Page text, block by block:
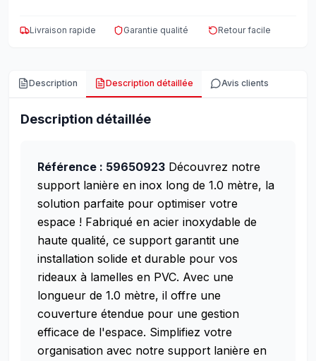
Livraison rapide Garantie qualité Retour facile
Description Description détaillée Avis clients
Description détaillée
Référence : 59650923 Découvrez notre
support lanière en inox long de 1.0 mètre, la
solution parfaite pour optimiser votre
espace ! Fabriqué en acier inoxydable de
haute qualité, ce support garantit une
installation solide et durable pour vos
rideaux à lamelles en PVC. Avec une
longueur de 1.0 mètre, il offre une
couverture étendue pour une gestion
efficace de l'espace. Simplifiez votre
organisation avec notre support lanière en